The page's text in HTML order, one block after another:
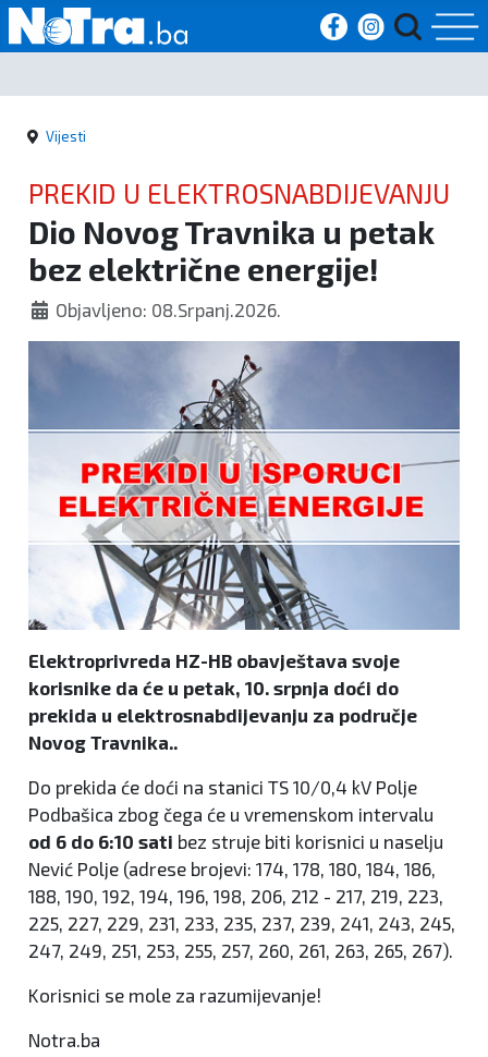
Početna
Vijesti
Sport
Kultura
Crna
kronika
Politika
Zanimljivosti
Vijesti
PREKID U ELEKTROSNABDIJEVANJU
Dio Novog Travnika u petak
bez električne energije!
Objavljeno: 08.Srpanj.2026.
Elektroprivreda HZ-HB obavještava svoje
korisnike da će u petak, 10. srpnja doći do
prekida u elektrosnabdijevanju za područje
Novog Travnika..
Do prekida će doći na stanici TS 10/0,4 kV Polje
Podbašica zbog čega će u vremenskom intervalu
od 6 do 6:10 sati bez struje biti korisnici u naselju
Nević Polje (adrese brojevi: 174, 178, 180, 184, 186,
188, 190, 192, 194, 196, 198, 206, 212 - 217, 219, 223,
225, 227, 229, 231, 233, 235, 237, 239, 241, 243, 245,
247, 249, 251, 253, 255, 257, 260, 261, 263, 265, 267).
Korisnici se mole za razumijevanje!
Notra.ba